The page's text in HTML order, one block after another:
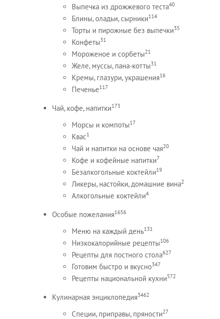
Выпечка из дрожжевого теста40
Блины, оладьи, сырники114
Торты и пирожные без выпечки35
Конфеты31
Мороженое и сорбеты21
Желе, муссы, пана-котты31
Кремы, глазури, украшения16
Печенье117
Чай, кофе, напитки173
Морсы и компоты17
Квас1
Чай и напитки на основе чая20
Кофе и кофейные напитки7
Безалкогольные коктейли19
Ликеры, настойки, домашние вина2
Алкогольные коктейли4
Особые пожелания1656
Меню на каждый день131
Низкокалорийные рецепты106
Рецепты для постного стола627
Готовим быстро и вкусно347
Рецепты национальной кухни572
Кулинарная энциклопедия3462
Специи, приправы, пряности27